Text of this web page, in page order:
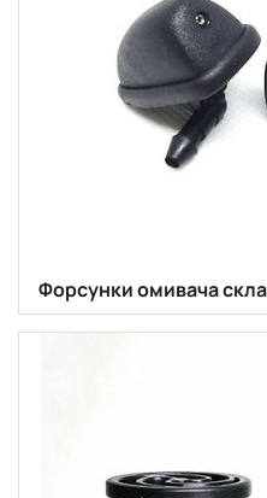
Форсунки омивача скла